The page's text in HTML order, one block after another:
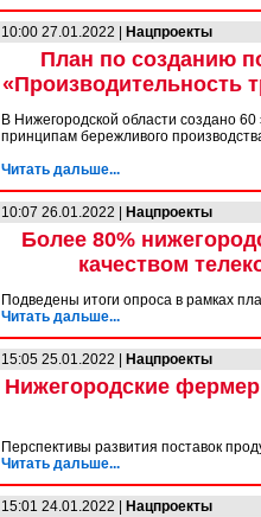
10:00 27.01.2022 | Нацпроекты
План по созданию
«Производительность
В Нижегородской области создано
принципам бережливого
Читать дальше...
10:07 26.01.2022 | Нацпроекты
Более 80%
качеством
Подведены итоги опроса в рамках
Читать дальше...
15:05 25.01.2022 | Нацпроекты
Нижегородские
Перспективы развития поставок
Читать дальше...
15:01 24.01.2022 | Нацпроекты